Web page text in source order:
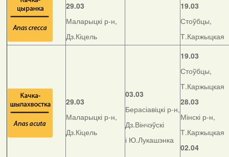
29.03
Маларыцкі р-н,
Дз.Кіцель
19.03
Стоўбцы,
Т.Каржыцкая
29.03
Маларыцкі р-н,
Дз.Кіцель
03.03
Берасіавіцкі р-н,
Дз.Вінчэўскі
і Ю.Лукашэнка
19.03
Стоўбцы,
Т.Каржыцкая
28.03
Мінскі р-н,
Т.Каржыцкая
02.04